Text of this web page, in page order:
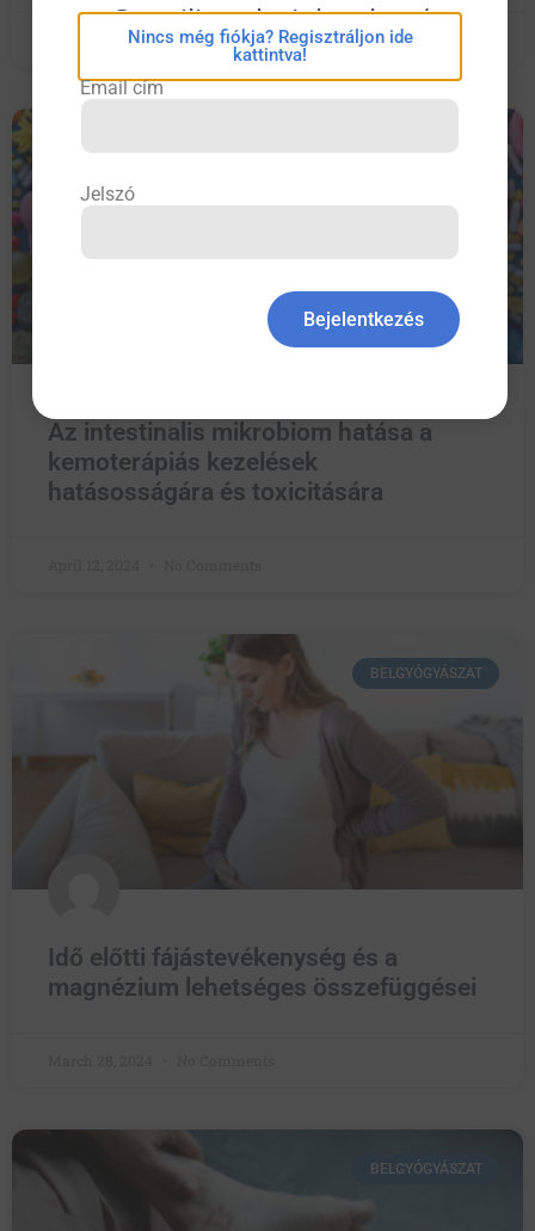
May 22, 2024 No Comments
BELGYÓGYÁSZAT
Az intestinalis mikrobiom hatása a
kemoterápiás kezelések
hatásosságára és toxicitására​
BELGYÓGYÁSZAT
Idő előtti fájástevékenység és a
magnézium lehetséges összefüggései
BELGYÓGYÁSZAT
eConsilium bejelentkezés
Nincs még fiókja? Regisztráljon ide
kattintva!
Email cím
Jelszó
Bejelentkezés